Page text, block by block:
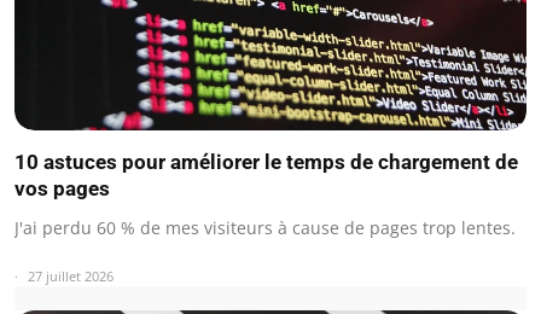
10 astuces pour améliorer le temps de chargement de
vos pages
J'ai perdu 60 % de mes visiteurs à cause de pages trop lentes.
27 juillet 2026